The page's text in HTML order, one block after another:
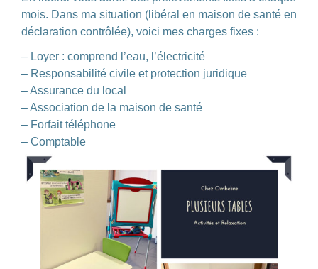
mois. Dans ma situation (libéral en maison de santé en
déclaration contrôlée), voici mes charges fixes :
– Loyer : comprend l’eau, l’électricité
– Responsabilité civile et protection juridique
–Assurance du local
–Association de la maison de santé
– Forfait téléphone
– Comptable